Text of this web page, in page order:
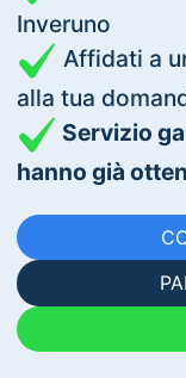
Inveruno
Affidati a
alla tua
Servizio
hanno già